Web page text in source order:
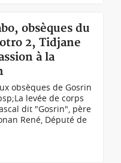
obsèques du
2, Tidjane
à la
obsèques de Gosrin
levée de corps
dit "Gosrin", père
René, Député de